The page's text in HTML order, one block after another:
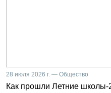
28 июля 2026 г. — Общество
Как прошли Летние школы-